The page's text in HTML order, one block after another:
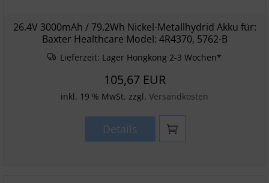
26.4V 3000mAh / 79.2Wh Nickel-Metallhydrid Akku für:
Baxter Healthcare Model: 4R4370, 5762-B
Lieferzeit: Lager Hongkong 2-3 Wochen*
105,67 EUR
inkl. 19 % MwSt. zzgl. Versandkosten
Details